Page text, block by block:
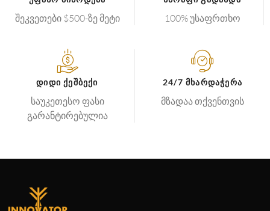
შეკვეთები $500-ზე მეტი 100% უსაფრთხო
ᲓᲘᲓᲘ ᲥᲔᲨᲑᲔᲥᲘ
საუკეთესო ფასი
გარანტირებულია
24/7 ᲛᲮᲐᲠᲓᲐᲭᲔᲠᲐ
მზადაა თქვენთვის